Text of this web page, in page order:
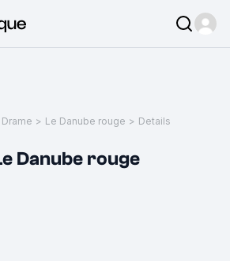
Drame > Le Danube rouge > Details
Danube rouge